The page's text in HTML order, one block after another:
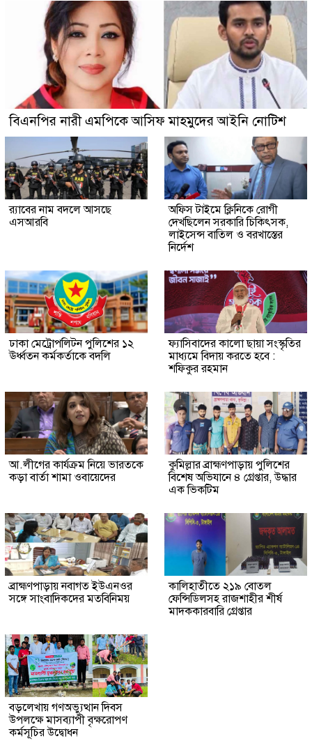
বিএনপির নারী এমপিকে আসিফ মাহমুদের আইনি নোটিশ
র‍্যাবের নাম বদলে আসছে
এসআরবি
অফিস টাইমে ক্লিনিকে রোগী
দেখছিলেন সরকারি চিকিৎসক,
লাইসেন্স বাতিল ও বরখাস্তের
নির্দেশ
ঢাকা মেট্রোপলিটন পুলিশের ১২
ঊর্ধ্বতন কর্মকর্তাকে বদলি
ফ্যাসিবাদের কালো ছায়া সংস্কৃতির
মাধ্যমে বিদায় করতে হবে :
শফিকুর রহমান
আ.লীগের কার্যক্রম নিয়ে ভারতকে
কড়া বার্তা শামা ওবায়েদের
কুমিল্লার ব্রাহ্মণপাড়ায় পুলিশের
বিশেষ অভিযানে ৪ গ্রেপ্তার, উদ্ধার
এক ভিকটিম
ব্রাহ্মণপাড়ায় নবাগত ইউএনওর
সঙ্গে সাংবাদিকদের মতবিনিময়
কালিহাতীতে ২১৯ বোতল
ফেন্সিডিলসহ রাজশাহীর শীর্ষ
মাদককারবারি গ্রেপ্তার
বড়লেখায় গণঅভ্যুত্থান দিবস
উপলক্ষে মাসব্যাপী বৃক্ষরোপণ
কর্মসূচির উদ্বোধন